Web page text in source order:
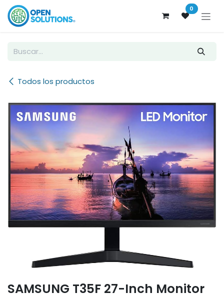
Ir al contenido 0
Todos los productos
SAMSUNG T35F 27-Inch Monitor